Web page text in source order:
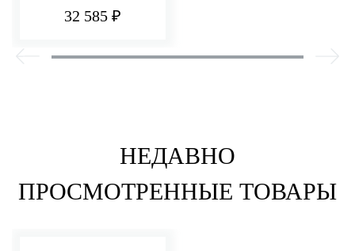
ДУША НА 2/3
32 585 ₽
НЕДАВНО
ПРОСМОТРЕННЫЕ ТОВАРЫ